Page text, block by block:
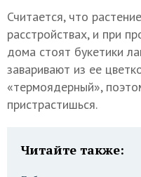
Считается, что
расстройствах, и при
дома стоят букетики
заваривают из ее
«термоядерный»,
пристрастишься.
Читайте также: